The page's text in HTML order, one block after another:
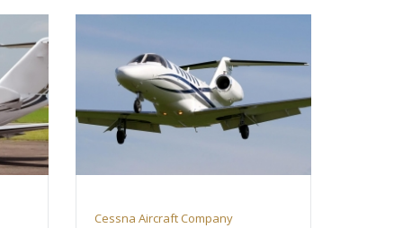
Cessna Aircraft Company